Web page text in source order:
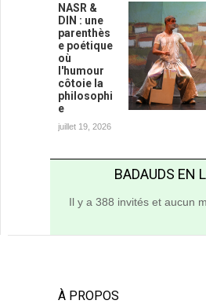
NASR &
DIN : une
parenthès
e poétique
où
l'humour
côtoie la
philosophi
e
juillet 19, 2026
BADAUDS EN
Il y a 388 invités et aucun
À PROPOS